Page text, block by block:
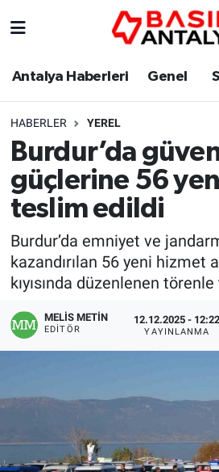
Antalya Haberleri Genel
HABERLER YEREL
Burdur’da
güçlerine 56
teslim edildi
Burdur’da emniyet ve
kazandırılan 56 yeni hizmet
kıyısında düzenlenen
MELİS METİN
EDITÖR
12.12.2025 - 12:22
YAYINLANMA